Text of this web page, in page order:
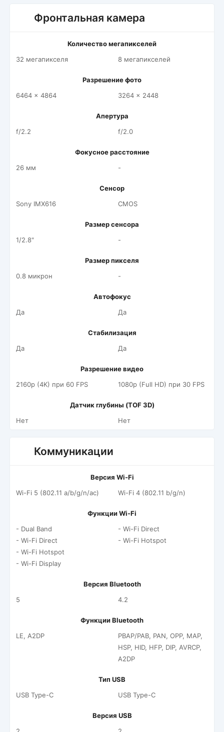
Фронтальная камера
Количество мегапикселей
32 мегапикселя
8 мегапикселей
Разрешение фото
6464 x 4864
3264 x 2448
Апертура
f/2.2
f/2.0
Фокусное расстояние
26 мм
-
Сенсор
Sony IMX616
CMOS
Размер сенсора
1/2.8"
-
Размер пикселя
0.8 микрон
-
Автофокус
Да
Да
Стабилизация
Да
Да
Разрешение видео
2160p (4K) при 60 FPS
1080p (Full HD) при 30 FPS
Датчик глубины (TOF 3D)
Нет
Нет
Коммуникации
Версия Wi-Fi
Wi-Fi 5 (802.11 a/b/g/n/ac)
Wi-Fi 4 (802.11 b/g/n)
Функции Wi-Fi
- Dual Band
- Wi-Fi Direct
- Wi-Fi Hotspot
- Wi-Fi Display
- Wi-Fi Direct
- Wi-Fi Hotspot
Версия Bluetooth
5
4.2
Функции Bluetooth
LE, A2DP
PBAP/PAB, PAN, OPP, MAP,
HSP, HID, HFP, DIP, AVRCP,
A2DP
Тип USB
USB Type-C
USB Type-C
Версия USB